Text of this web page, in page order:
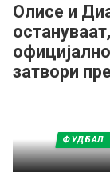
Олисе и
затвори
ФУДБАЛ